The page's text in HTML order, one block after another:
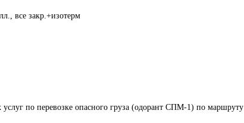
все закр.+изотерм
услуг по перевозке опасного груза (одорант СПМ-1) по маршруту